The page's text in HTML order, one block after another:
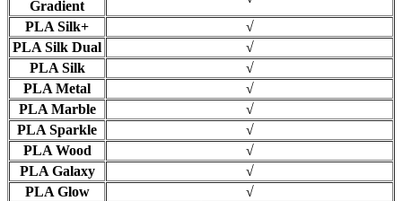
Gradient
PLA Silk+
√
PLA Silk Dual
√
PLA Silk
√
PLA Metal
√
PLA Marble
√
PLA Sparkle
√
PLA Wood
√
PLA Galaxy
√
PLA Glow
√